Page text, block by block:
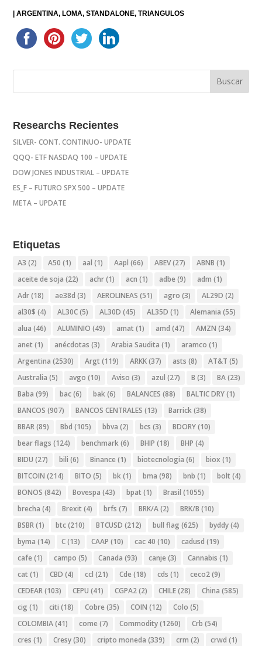
|ARGENTINA LOMA STANDALONE TRIANGULOS
Researchs Recientes
SILVER- CONT. CONTINUO- UPDATE
QQQ- ETF NASDAQ 100 – UPDATE
DOW JONES INDUSTRIAL – UPDATE
ES_F – FUTURO SPX 500 – UPDATE
META – UPDATE
Etiquetas
A3 (2) A50 (1) aal (1) Aapl (66) ABEV(27) ABNB (1)
aceite de soja (22) achr(1) acn (1) adbe (9) adm (1)
Adr(18) ae38d (3) AEROLINEAS (51) agro (3) AL29D (2)
al30$ (4) AL30C(5) AL30D (45) AL35D (1) Alemania (55)
alua (46) ALUMINIO (49) amat (1) amd (47) AMZN (34)
anet (1) anécdotas (3) Arabia Saudita (1) aramco (1)
Argentina (2530) Argt (119) ARKK(37) asts (8) AT&T (5)
Australia (5) avgo (10) Aviso (3) azul (27) B (3) BA(23)
Baba (99) bac(6) bak(6) BALANCES (88) BALTIC DRY(1)
BANCOS (907) BANCOS CENTRALES (13) Barrick(38)
BBAR(89) Bbd (105) bbva (2) bcs (3) BDORY(10)
bear flags (124) benchmark(6) BHIP (18) BHP (4)
BIDU (27) bili (6) Binance (1) biotecnologia (6) biox (1)
BITCOIN (214) BITO (5) bk(1) bma (98) bnb (1) bolt (4)
BONOS (842) Bovespa (43) bpat (1) Brasil (1055)
brecha (4) Brexit (4) brfs (7) BRK/A(2) BRK/B (10)
BSBR(1) btc(210) BTCUSD (212) bull flag (625) byddy(4)
byma (14) C(13) CAAP (10) cac 40 (10) cadusd (19)
cafe (1) campo (5) Canada (93) canje (3) Cannabis (1)
cat (1) CBD (4) ccl (21) Cde (18) cds (1) ceco2(9)
CEDEAR(103) CEPU (41) CGPA2(2) CHILE(28) China (585)
cig (1) citi (18) Cobre (35) COIN (12) Colo (5)
COLOMBIA(41) come (7) Commodity(1260) Crb (54)
cres (1) Cresy(30) cripto moneda (339) crm (2) crwd (1)